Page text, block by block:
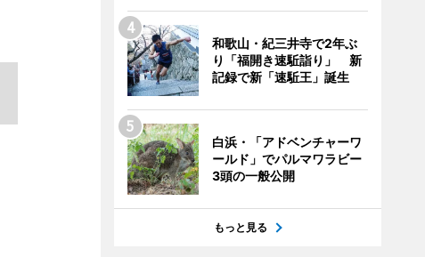
和歌山・紀三井寺で2年ぶ
り「福開き速駈詣り」 新
記録で新「速駈王」誕生
白浜・「アドベンチャーワ
ールド」でパルマワラビー
3頭の一般公開
もっと見る